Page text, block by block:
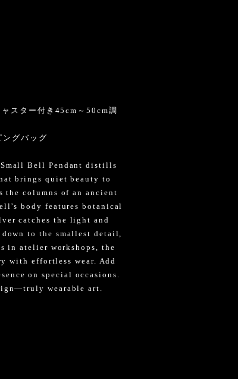
スター付き45cm～50cm調
グバッグ
Bell Pendant distills
brings quiet beauty to
columns of an ancient
body features botanical
catches the light and
to the smallest detail,
in atelier workshops, the
with effortless wear. Add
on special occasions.
wearable art.